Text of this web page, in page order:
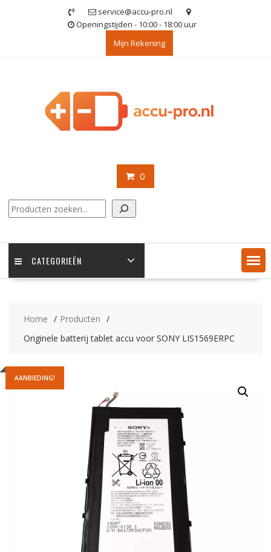
service@accu-pro.nl
Openingstijden - 10:00 - 18:00 uur
Mijn Rekening
0
Zoeken
CATEGORIEËN
Home
Producten
Originele batterij tablet accu voor SONY LIS1569ERPC
AANBIEDING!